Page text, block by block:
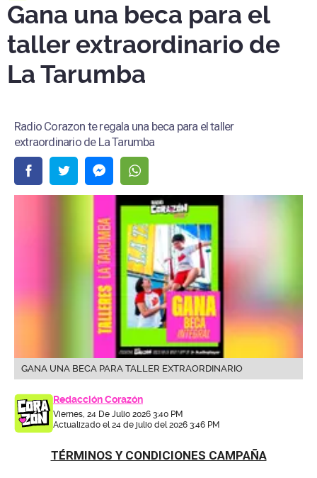
Gana una beca para el
taller extraordinario de
La Tarumba
Radio Corazon te regala una beca para el taller
extraordinario de La Tarumba
GANA UNA BECA PARA TALLER EXTRAORDINARIO
Redacción Corazón
Viernes, 24 De Julio 2026 3:40 PM
Actualizado el 24 de julio del 2026 3:46 PM
TÉRMINOS Y CONDICIONES CAMPAÑA